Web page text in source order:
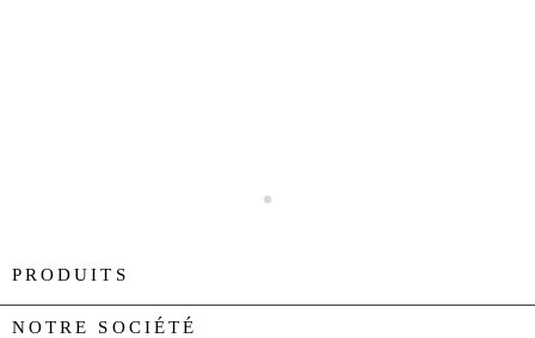
PRODUITS
NOTRE SOCIÉTÉ